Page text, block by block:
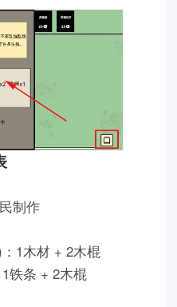
制作
1木材 + 2木棍
铁条 + 2木棍